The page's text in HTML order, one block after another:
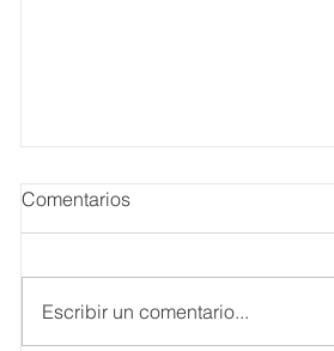
Comentarios
Escribir un comentario...